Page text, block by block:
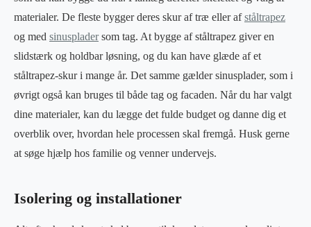
materialer. De fleste bygger deres skur af træ eller afståltrapez
og med sinuspladersom tag. At bygge af ståltrapez giver en
slidstærk og holdbar løsning, og du kan have glæde af et
ståltrapez-skur i mange år. Det samme gælder sinusplader, som i
øvrigt også kan bruges til både tag og facaden. Når du har valgt
dine materialer, kan du lægge det fulde budget og danne dig et
overblik over, hvordan hele processen skal fremgå. Husk gerne
at søge hjælp hos familie og venner undervejs.
Isolering og installationer